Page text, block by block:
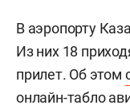
В аэропорту
Из них 18
прилет. Об этом
онлайн-табло